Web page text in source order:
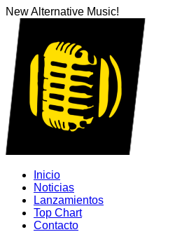
New Alternative Music!
Inicio
Noticias
Lanzamientos
Top Chart
Contacto